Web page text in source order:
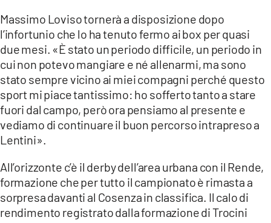
LACPLAY.IT
LACTV.IT
LACONAIR.IT
LACITYMAG.IT
ILREGGINO.IT
COSENZACHANNEL.IT
ILVIBONESE.IT
CATANZAROCHANNEL.IT
LACAPITALENEWS.IT
Massimo Loviso tornerà a disposizione dopo
l’infortunio che lo ha tenuto fermo ai box per quasi
due mesi. «È stato un periodo difficile, un periodo in
cui non potevo mangiare e né allenarmi, ma sono
stato sempre vicino ai miei compagni perché questo
sport mi piace tantissimo: ho sofferto tanto a stare
fuori dal campo, però ora pensiamo al presente e
vediamo di continuare il buon percorso intrapreso a
Lentini».
All’orizzonte c’è il derby dell’area urbana con il Rende,
formazione che per tutto il campionato è rimasta a
sorpresa davanti al Cosenza in classifica. Il calo di
rendimento registrato dalla formazione di Trocini